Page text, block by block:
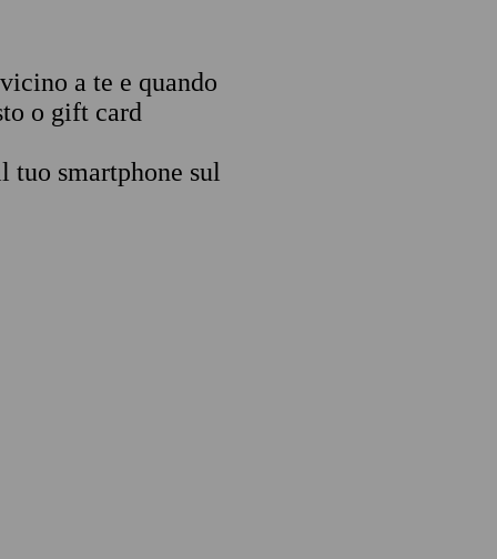
a te e quando
o gift card
tuo smartphone sul